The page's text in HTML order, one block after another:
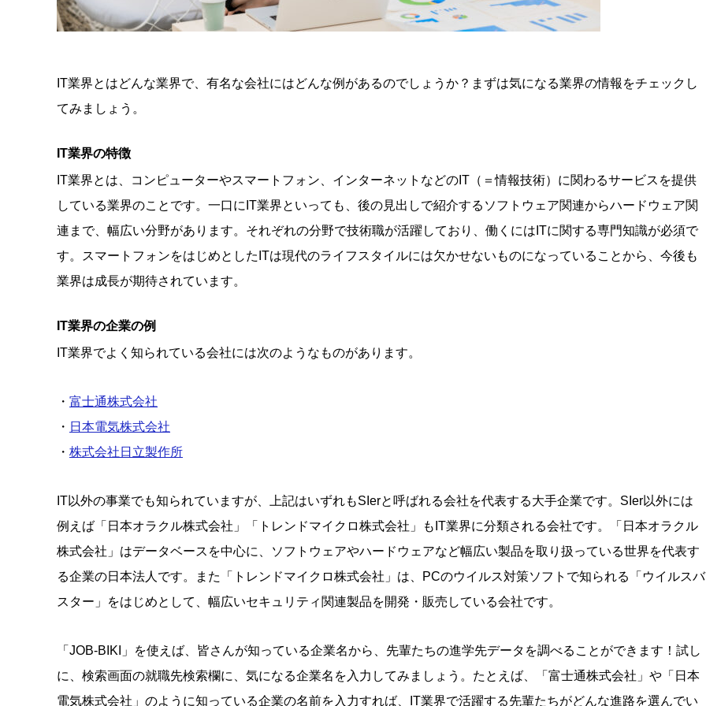
IT業界とはどんな業界で、有名な会社にはどんな例があるのでしょうか？まずは気になる業界の情報をチェックし
てみましょう。
IT業界の特徴
IT業界とは、コンピューターやスマートフォン、インターネットなどのIT（＝情報技術）に関わるサービスを提供
している業界のことです。一口にIT業界といっても、後の見出しで紹介するソフトウェア関連からハードウェア関
連まで、幅広い分野があります。それぞれの分野で技術職が活躍しており、働くにはITに関する専門知識が必須で
す。スマートフォンをはじめとしたITは現代のライフスタイルには欠かせないものになっていることから、今後も
業界は成長が期待されています。
IT業界の企業の例
IT業界でよく知られている会社には次のようなものがあります。
・ 富士通株式会社
・ 日本電気株式会社
・ 株式会社日立製作所
IT以外の事業でも知られていますが、上記はいずれもSIerと呼ばれる会社を代表する大手企業です。SIer以外には
例えば「日本オラクル株式会社」「トレンドマイクロ株式会社」もIT業界に分類される会社です。「日本オラクル
株式会社」はデータベースを中心に、ソフトウェアやハードウェアなど幅広い製品を取り扱っている世界を代表す
る企業の日本法人です。また「トレンドマイクロ株式会社」は、PCのウイルス対策ソフトで知られる「ウイルスバ
スター」をはじめとして、幅広いセキュリティ関連製品を開発・販売している会社です。
「JOB-BIKI」を使えば、皆さんが知っている企業名から、先輩たちの進学先データを調べることができます！試し
に、検索画面の就職先検索欄に、気になる企業名を入力してみましょう。たとえば、「富士通株式会社」や「日本
電気株式会社」のように知っている企業の名前を入力すれば、IT業界で活躍する先輩たちがどんな進路を選んでい